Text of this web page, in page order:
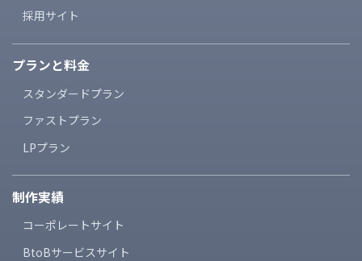
採用サイト
プランと料金
スタンダードプラン
ファストプラン
LPプラン
制作実績
コーポレートサイト
BtoBサービスサイト